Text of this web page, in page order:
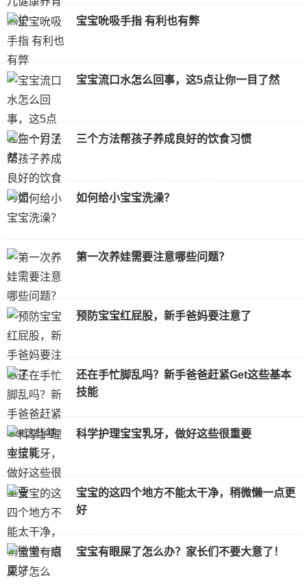
宝宝吮吸手指 有利也有弊
宝宝流口水怎么回事，这5点让你一目了然
三个方法帮孩子养成良好的饮食习惯
如何给小宝宝洗澡？
第一次养娃需要注意哪些问题？
预防宝宝红屁股，新手爸妈要注意了
还在手忙脚乱吗？新手爸爸赶紧Get这些基本
技能
科学护理宝宝乳牙，做好这些很重要
宝宝的这四个地方不能太干净，稍微懒一点更
好
宝宝有眼屎了怎么办？家长们不要大意了！